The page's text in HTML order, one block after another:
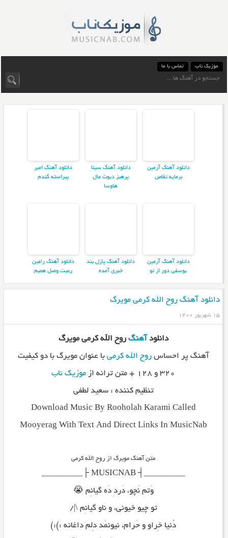
موزیک ناب تماس با ما
دانلود آهنگ آرمین
برمایه تقاص
دانلود آهنگ سینا
پرهیز دیوت مال
هاوسا
دانلود آهنگ امیر
پیراسته گندم
دانلود آهنگ آرمین
یوسفی دور از تو
دانلود آهنگ پازل بند
خبری آمده
دانلود آهنگ رامین
رعیت وصل همیم
دانلود آهنگ روح الله کرمی مویرگ
۱۵ شهریور ۱۴۰۰
دانلود آهنگ روح الله کرمی مویرگ
آهنگ پر احساسروح الله کرمی با عنوان مویرگ با دو کیفیت
۳۲۰ و ۱۲۸ + متن ترانه از
موزیک ناب
تنظیم کننده : سعید لطفی
Download Music By Rooholah Karami Called
Mooyerag With Text And Direct Links In MusicNab
متن آهنگ مویرگ از روح الله کرمی
_________┤ MUSICNAB ├_________
وَتم نَچو، دَردِ دَه گیانِم 😭
تو چیو خیونی، و ناو گیانِم \|/
دُنیا خِراو و حَرام، نیونمَد دِلم داغانه :):)